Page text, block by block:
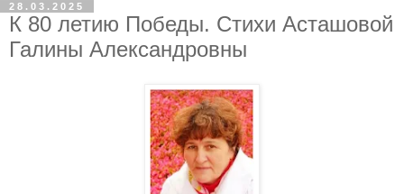
28.03.2025
К 80 летию Победы. Стихи Асташовой
Галины Александровны